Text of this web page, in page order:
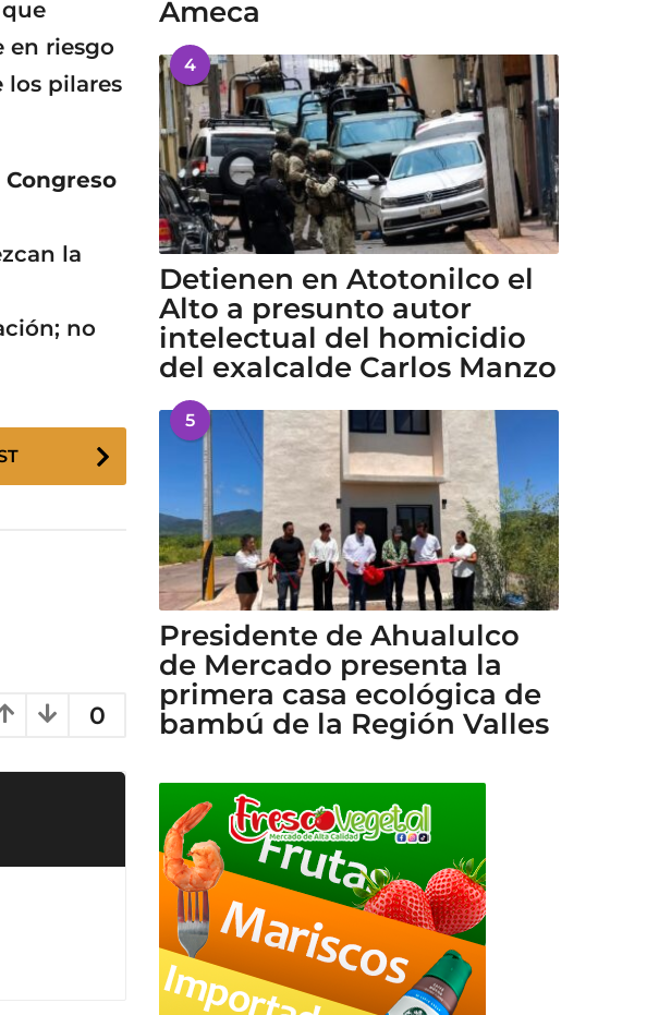
en riesgo
los pilares
la
no
0
Ameca
4
Detienen en Atotonilco el
Alto a presunto autor
intelectual del homicidio
del exalcalde Carlos Manzo
5
Presidente de Ahualulco
de Mercado presenta la
primera casa ecológica de
bambú de la Región Valles